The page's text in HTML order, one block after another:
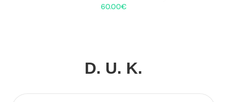
60.00€
D. U. K.